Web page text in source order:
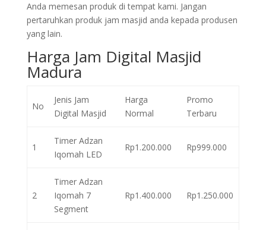
Anda memesan produk di tempat kami. Jangan
pertaruhkan produk jam masjid anda kepada produsen
yang lain.
Harga Jam Digital Masjid
Madura
No
Jenis Jam
Digital Masjid
Harga
Normal
Promo
Terbaru
1
Timer Adzan
Iqomah LED
Rp1.200.000 Rp999.000
2
Timer Adzan
Iqomah 7
Segment
Rp1.400.000 Rp1.250.000